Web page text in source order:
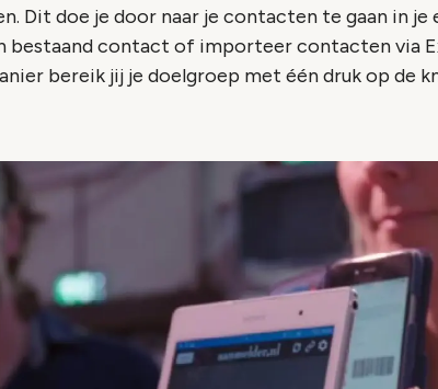
Dit doe je door naar je contacten te gaan in je
bestaand contact of importeer contacten via
bereik jij je doelgroep met één druk op de